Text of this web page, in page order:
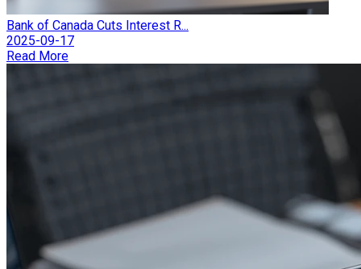
Bank of Canada Cuts Interest R...
2025-09-17
Read More